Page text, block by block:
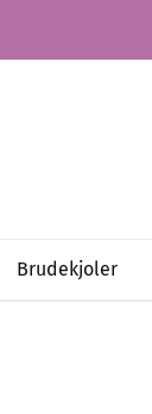
Brudekjoler